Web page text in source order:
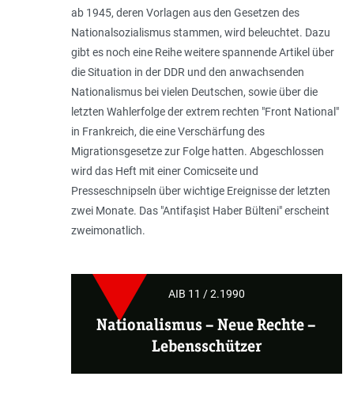
ab 1945, deren Vorlagen aus den Gesetzen des
Nationalsozialismus stammen, wird beleuchtet. Dazu
gibt es noch eine Reihe weitere spannende Artikel über
die Situation in der DDR und den anwachsenden
Nationalismus bei vielen Deutschen, sowie über die
letzten Wahlerfolge der extrem rechten "Front National"
in Frankreich, die eine Verschärfung des
Migrationsgesetze zur Folge hatten. Abgeschlossen
wird das Heft mit einer Comicseite und
Presseschnipseln über wichtige Ereignisse der letzten
zwei Monate. Das "Antifaşist Haber Bülteni" erscheint
zweimonatlich.
AIB 11 / 2.1990
Nationalismus – Neue Rechte –
Lebensschützer